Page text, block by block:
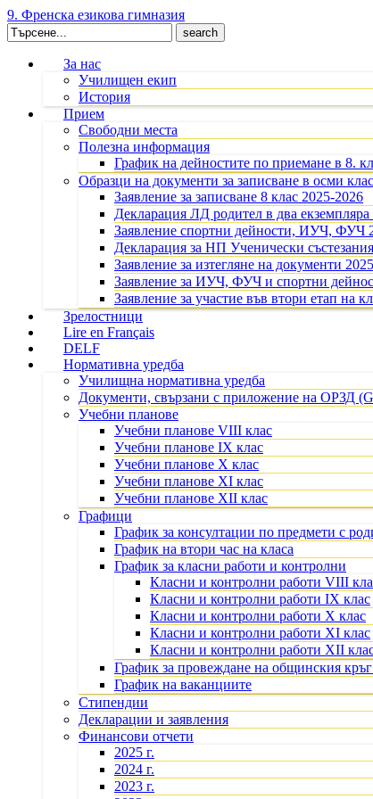
9. Френска езикова гимназия
Search
for:
За нас
Училищен екип
История
Прием
Свободни места
Полезна информация
График на дейностите по приемане в 8.
Образци на документи за записване в осми клас
Заявление за записване 8 клас 2025-2026
Декларация ЛД родител в два
Заявление спортни дейности, ИУЧ, ФУЧ
Декларация за НП Ученически
Заявление за изтегляне на документи
Заявление за ИУЧ, ФУЧ и спортни
Заявление за участие във втори етап на
Зрелостници
Lire en Français
DELF
Нормативна уредба
Училищна нормативна уредба
Документи, свързани с приложение на ОРЗД
Учебни планове
Учебни планове VIII клас
Учебни планове IX клас
Учебни планове X клас
Учебни планове XI клас
Учебни планове XII клас
Графици
График за консултации по предмети с
График на втори час на класа
График за класни работи и контролни
Класни и контролни работи VIII
Класни и контролни работи IX клас
Класни и контролни работи X клас
Класни и контролни работи XI клас
Класни и контролни работи XII
График за провеждане на общинския
График на ваканциите
Стипендии
Декларации и заявления
Финансови отчети
2025 г.
2024 г.
2023 г.